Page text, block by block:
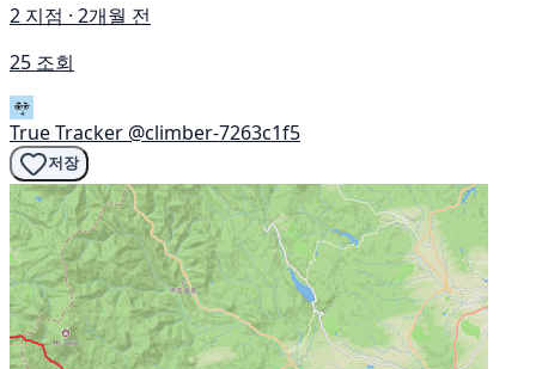
2 지점 · 2개월 전
25 조회
True Tracker @climber-7263c1f5
저장